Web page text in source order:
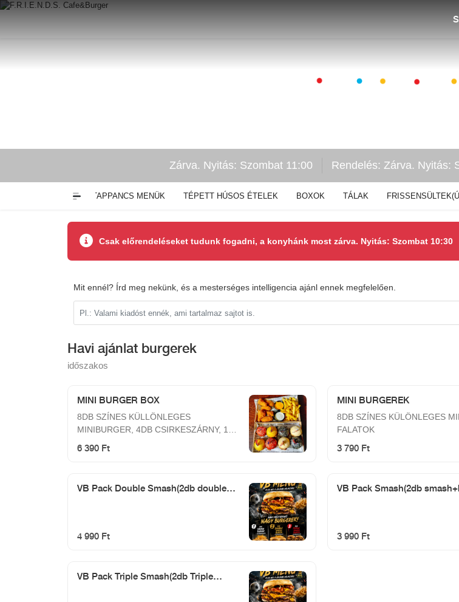
Zárva. Nyitás: Szombat 11:00 Rendelés: Zárva. Nyitás:
GYROSOK TAPPANCS MENÜK TÉPETT HÚSOS ÉTELEK BOXOK TÁLAK
Csak előrendeléseket tudunk fogadni, a konyhánk most zárva. Nyitás: Szombat 10:30
Mit ennél? Írd meg nekünk, és a mesterséges intelligencia ajánl ennek megfelelően.
Havi ajánlat burgerek
időszakos
MINI BURGER BOX
8DB SZÍNES KÜLLÖNLEGES
MINIBURGER, 4DB CSIRKESZÁRNY, 1
6 390 Ft
MINI BURGEREK
8DB SZÍNES KÜLÖNLEGES
FALATOK
3 790 Ft
VB Pack Double Smash(2db double
4 990 Ft
VB Pack Smash(2db
3 990 Ft
VB Pack Triple Smash(2db Triple